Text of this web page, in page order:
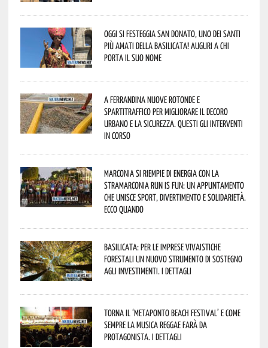
Oggi si festeggia San Donato, uno dei Santi
più amati della Basilicata! Auguri a chi
porta il suo nome
A Ferrandina nuove rotonde e
spartitraffico per migliorare il decoro
urbano e la sicurezza. Questi gli interventi
in corso
Marconia si riempie di energia con la
StraMarconia Run is Fun: un appuntamento
che unisce sport, divertimento e solidarietà.
Ecco quando
Basilicata: per le imprese vivaistiche
forestali un nuovo strumento di sostegno
agli investimenti. I dettagli
Torna il ‘Metaponto beach festival’ e come
sempre la musica reggae farà da
protagonista. I dettagli